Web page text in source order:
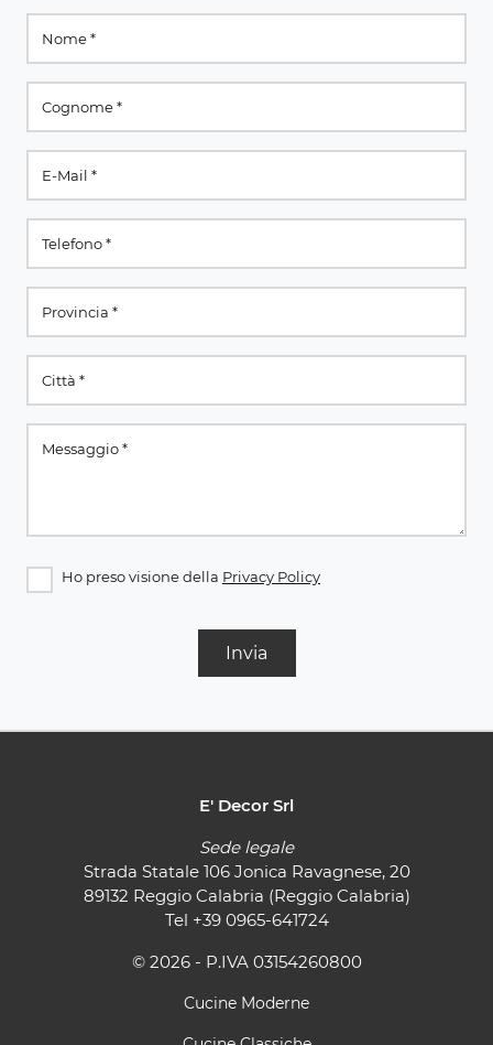
Ho preso visione della Privacy Policy
Invia
E' Decor Srl
Sede legale
Strada Statale 106 Jonica Ravagnese, 20
89132 Reggio Calabria (Reggio Calabria)
Tel +39 0965-641724
© 2026 - P.IVA 03154260800
Cucine Moderne